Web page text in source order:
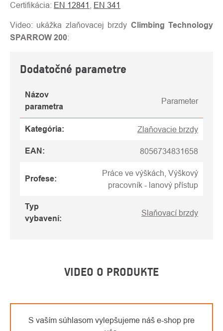
S vaším súhlasom vylepšujeme náš e-shop pre
Certifikácia: EN 12841 EN 341
Video: ukážka zlaňovacej brzdy Climbing Technology
SPARROW 200:
Dodatočné parametre
Názov
parametra
Parameter
Kategória: Zlaňovacie brzdy
EAN : 8056734831658
Profese:
Práce ve výškách, Výškový
pracovník - lanový přístup
Typ
vybavení:
Slaňovací brzdy
VIDEO O PRODUKTE